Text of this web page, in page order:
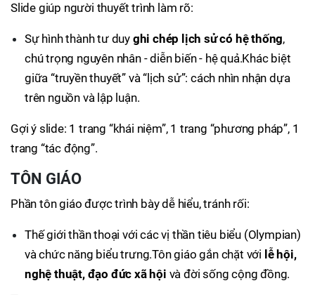
Slide giúp người thuyết trình làm rõ:
Sự hình thành tư duy ghi chép lịch sử có hệ thống,
chú trọng nguyên nhân - diễn biến - hệ quả.Khác biệt
giữa “truyền thuyết” và “lịch sử”: cách nhìn nhận dựa
trên nguồn và lập luận.
Gợi ý slide: 1 trang “khái niệm”, 1 trang “phương pháp”, 1
trang “tác động”.
TÔN GIÁO
Phần tôn giáo được trình bày dễ hiểu, tránh rối:
Thế giới thần thoại với các vị thần tiêu biểu (Olympian)
và chức năng biểu trưng.Tôn giáo gắn chặt với lễ hội,
nghệ thuật, đạo đức xã hội và đời sống cộng đồng.